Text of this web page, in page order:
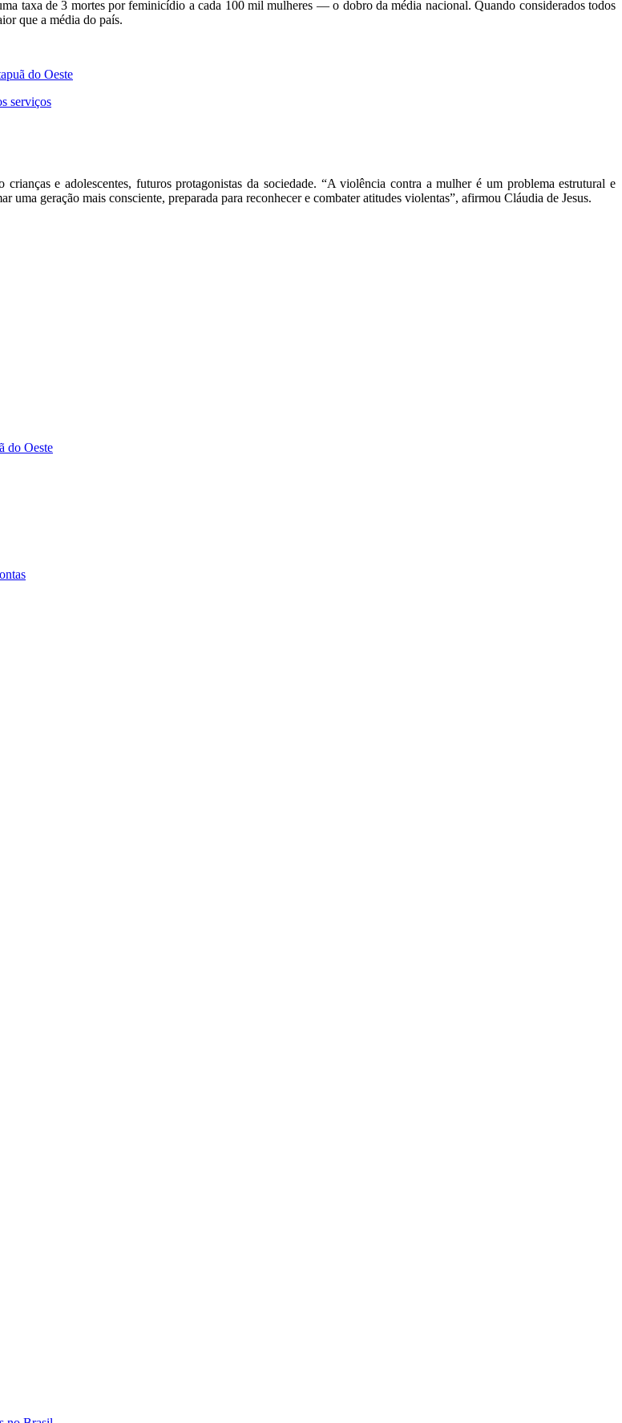
taxa de 3 mortes por feminicídio a cada 100 mil mulheres — o dobro da média nacional. Quando considerados todos
que a média do país.
do Oeste
serviços
e adolescentes, futuros protagonistas da sociedade. “A violência contra a mulher é um problema estrutural e
uma geração mais consciente, preparada para reconhecer e combater atitudes violentas”, afirmou Cláudia de Jesus.